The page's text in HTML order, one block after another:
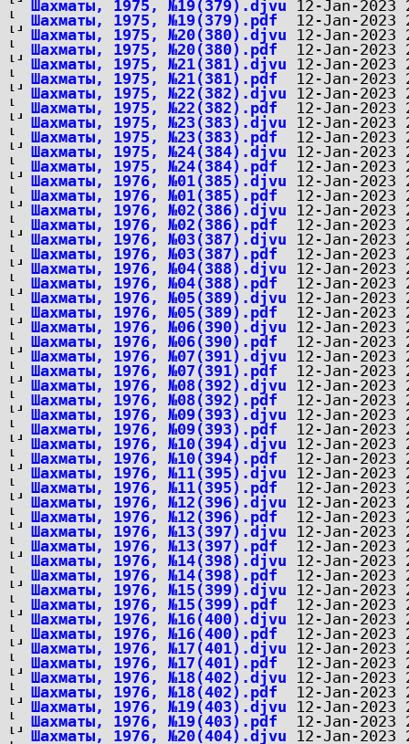
Шахматы, 1975, №19(379).djvu
Шахматы, 1975, №19(379).pdf
Шахматы, 1975, №20(380).djvu
Шахматы, 1975, №20(380).pdf
Шахматы, 1975, №21(381).djvu
Шахматы, 1975, №21(381).pdf
Шахматы, 1975, №22(382).djvu
Шахматы, 1975, №22(382).pdf
Шахматы, 1975, №23(383).djvu
Шахматы, 1975, №23(383).pdf
Шахматы, 1975, №24(384).djvu
Шахматы, 1975, №24(384).pdf
Шахматы, 1976, №01(385).djvu
Шахматы, 1976, №01(385).pdf
Шахматы, 1976, №02(386).djvu
Шахматы, 1976, №02(386).pdf
Шахматы, 1976, №03(387).djvu
Шахматы, 1976, №03(387).pdf
Шахматы, 1976, №04(388).djvu
Шахматы, 1976, №04(388).pdf
Шахматы, 1976, №05(389).djvu
Шахматы, 1976, №05(389).pdf
Шахматы, 1976, №06(390).djvu
Шахматы, 1976, №06(390).pdf
Шахматы, 1976, №07(391).djvu
Шахматы, 1976, №07(391).pdf
Шахматы, 1976, №08(392).djvu
Шахматы, 1976, №08(392).pdf
Шахматы, 1976, №09(393).djvu
Шахматы, 1976, №09(393).pdf
Шахматы, 1976, №10(394).djvu
Шахматы, 1976, №10(394).pdf
Шахматы, 1976, №11(395).djvu
Шахматы, 1976, №11(395).pdf
Шахматы, 1976, №12(396).djvu
Шахматы, 1976, №12(396).pdf
Шахматы, 1976, №13(397).djvu
Шахматы, 1976, №13(397).pdf
Шахматы, 1976, №14(398).djvu
Шахматы, 1976, №14(398).pdf
Шахматы, 1976, №15(399).djvu
Шахматы, 1976, №15(399).pdf
Шахматы, 1976, №16(400).djvu
Шахматы, 1976, №16(400).pdf
Шахматы, 1976, №17(401).djvu
Шахматы, 1976, №17(401).pdf
Шахматы, 1976, №18(402).djvu
Шахматы, 1976, №18(402).pdf
Шахматы, 1976, №19(403).djvu
Шахматы, 1976, №19(403).pdf
Шахматы, 1976, №20(404).djvu